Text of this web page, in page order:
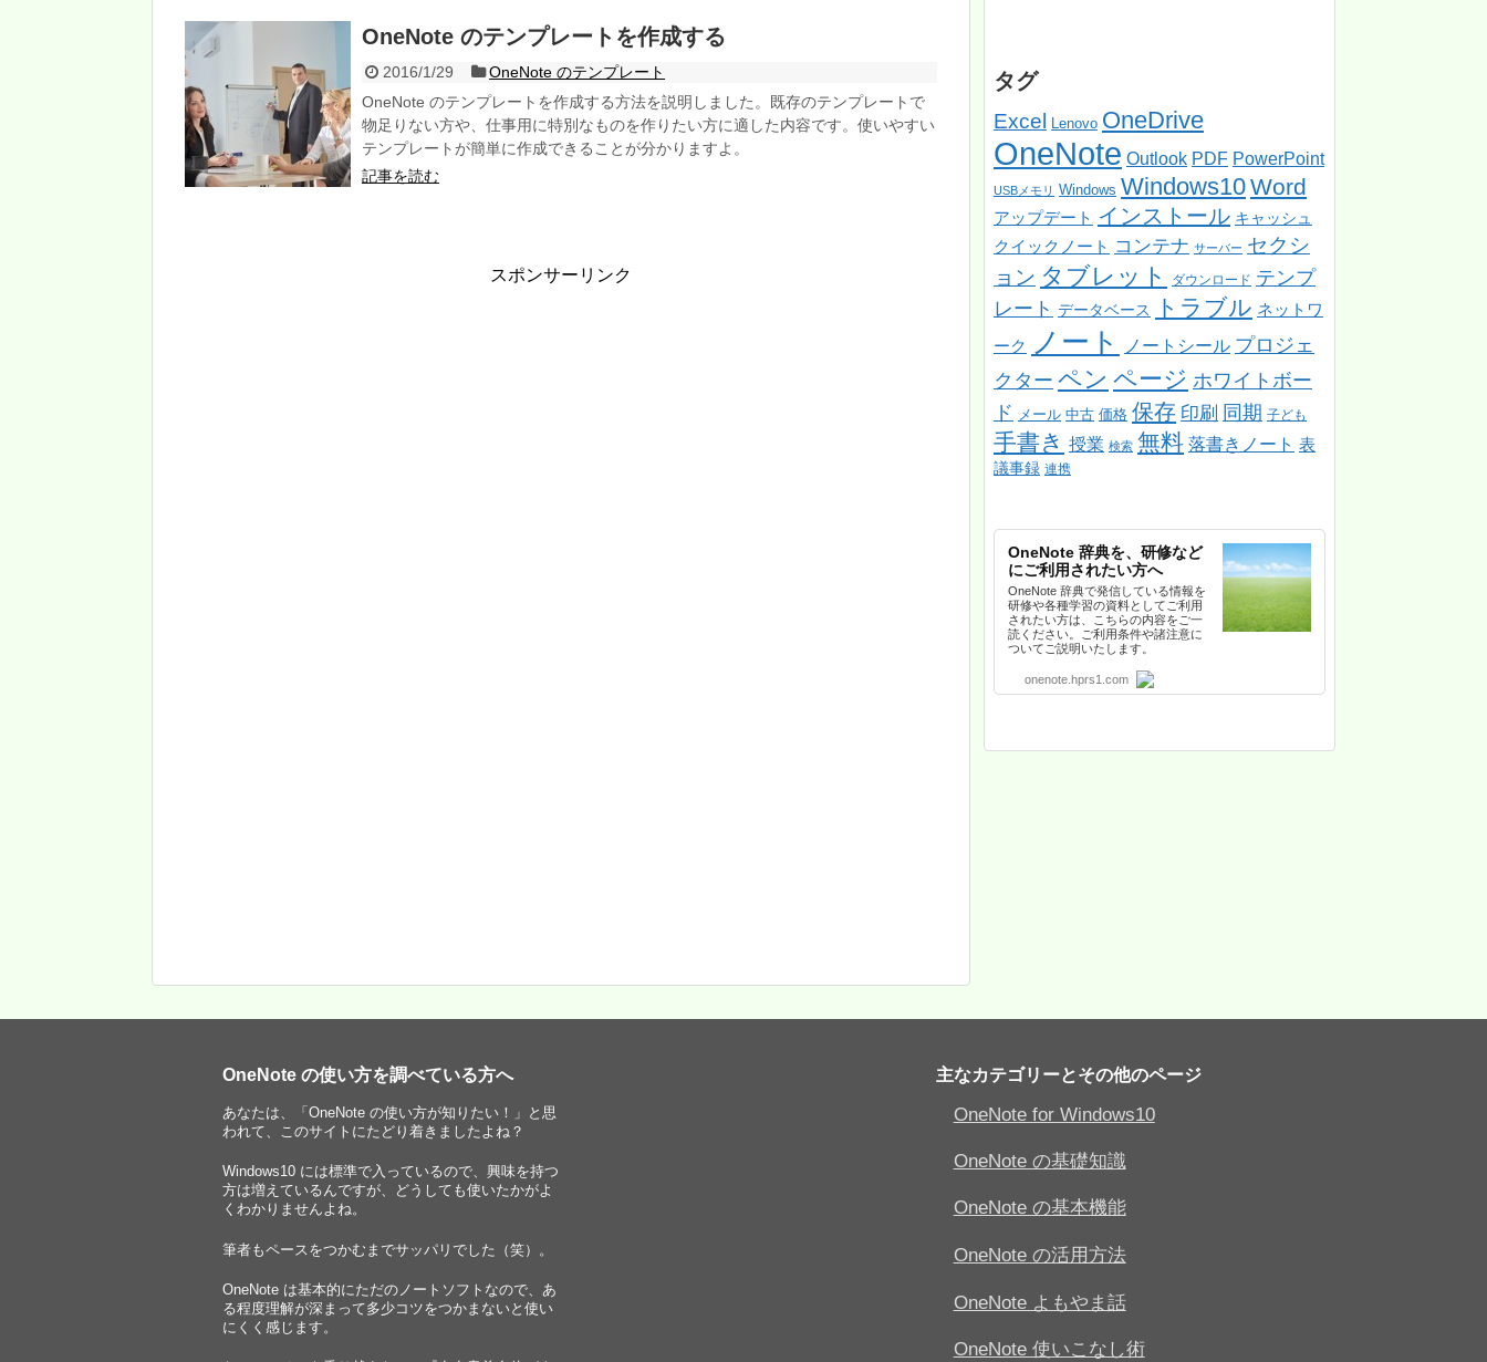
OneNote のテンプレートを作成する
2016/1/29
OneNote のテンプレート
OneNote のテンプレートを作成する方法を説明しました。既存のテンプレートで
物足りない方や、仕事用に特別なものを作りたい方に適した内容です。使いやすい
テンプレートが簡単に作成できることが分かりますよ。
記事を読む
スポンサーリンク
タグ
Excel Lenovo OneDrive
OneNote Outlook PDF PowerPoint
USBメモリ Windows Windows10Word
アップデート インストール キャッシュ
クイックノート コンテナ サーバー セクシ
ョン タブレット ダウンロード テンプ
レート データベース トラブル ネットワ
ーク
ノート ノートシール プロジェ
クター ペン ページ ホワイトボー
ド メール 中古 価格 保存 印刷 同期 子ども
手書き 授業 検索 無料 落書きノート 表
議事録 連携
OneNote 辞典を、研修など
にご利用されたい方へ
OneNote 辞典で発信している情報を
研修や各種学習の資料としてご利用
されたい方は、こちらの内容をご一
読ください。ご利用条件や諸注意に
ついてご説明いたします。
onenote.hprs1.com
OneNote の使い方を調べている方へ
あなたは、「OneNote の使い方が知りたい！」と思
われて、このサイトにたどり着きましたよね？
Windows10 には標準で入っているので、興味を持つ
方は増えているんですが、どうしても使いたかがよ
くわかりませんよね。
筆者もペースをつかむまでサッパリでした（笑）。
OneNote は基本的にただのノートソフトなので、あ
る程度理解が深まって多少コツをつかまないと使い
にくく感じます。
主なカテゴリーとその他のページ
OneNote for Windows10
OneNote の基礎知識
OneNote の基本機能
OneNote の活用方法
OneNote よもやま話
OneNote 使いこなし術